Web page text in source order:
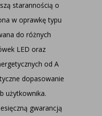
starannością o
w oprawkę typu
do różnych
LED oraz
od A
dopasowanie
użytkownika.
gwarancją